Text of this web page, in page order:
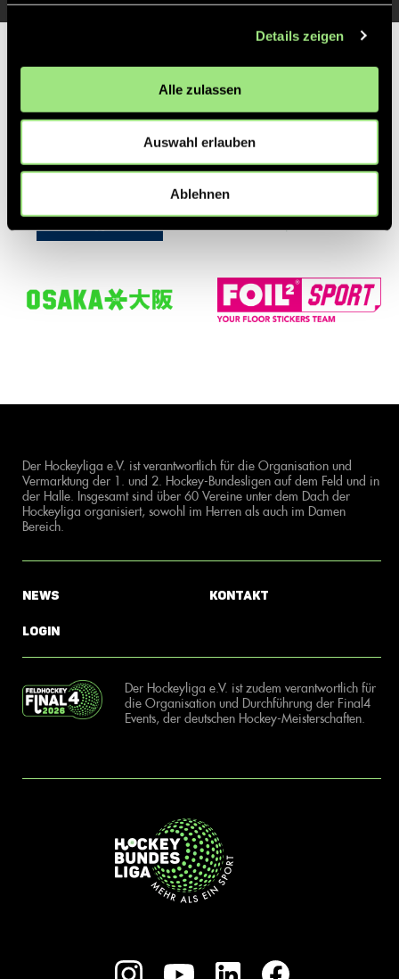
Details zeigen
Alle zulassen
Auswahl erlauben
Ablehnen
Der Hockeyliga e.V. ist verantwortlich für die Organisation und
Vermarktung der 1. und 2. Hockey-Bundesligen auf dem Feld und in
der Halle. Insgesamt sind über 60 Vereine unter dem Dach der
Hockeyliga organisiert, sowohl im Herren als auch im Damen
Bereich.
News
Login
Kontakt
Der Hockeyliga e.V. ist zudem verantwortlich für
die Organisation und Durchführung der Final4
Events, der deutschen Hockey-Meisterschaften.